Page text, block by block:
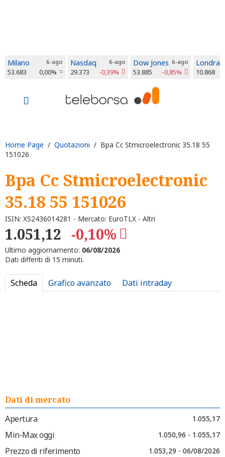
Milano 6-ago
53.683 0,00%
Nasdaq 6-ago
29.373 -0,39%
Dow Jones 6-ago
53.885 -0,85%
Londra
10.868
Home Page / Quotazioni / Bpa Cc Stmicroelectronic 35.18 55
151026
Bpa Cc Stmicroelectronic
35.18 55 151026
ISIN: XS2436014281 - Mercato: EuroTLX - Altri
1.051,12 -0,10%
Ultimo aggiornamento: 06/08/2026
Dati differiti di 15 minuti.
Scheda Grafico avanzato Dati intraday
Dati di mercato
Apertura
1.055,17
Min-Max oggi 1.050,96 - 1.055,17
Prezzo di riferimento 1.053,29 - 06/08/2026